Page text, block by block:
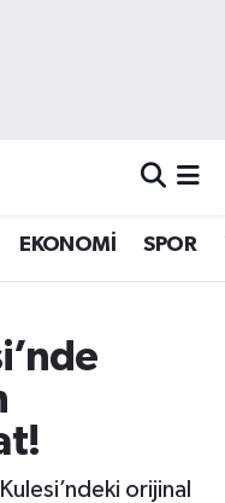
EKONOMİ SPOR
orijinal